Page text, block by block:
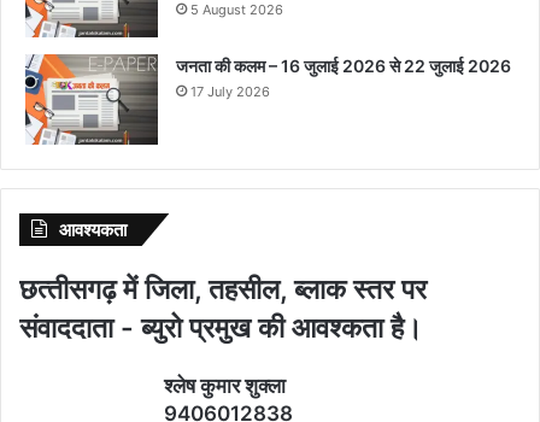
5 August 2026
जनता की कलम – 16 जुलाई 2026 से 22 जुलाई 2026
17 July 2026
आवश्‍यकता
छत्‍तीसगढ़ में जिला, तहसील, ब्‍लाक स्‍तर पर
संवाददाता - ब्‍युरो प्रमुख की आवश्‍कता है।
श्‍लेष कुमार शुक्‍ला
9406012838